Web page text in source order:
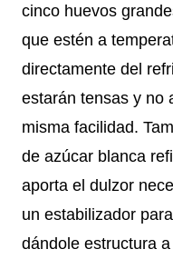
cinco huevos
que estén a
directamente del
estarán tensas y no
misma facilidad.
de azúcar blanca
aporta el dulzor
un estabilizador
dándole estructura